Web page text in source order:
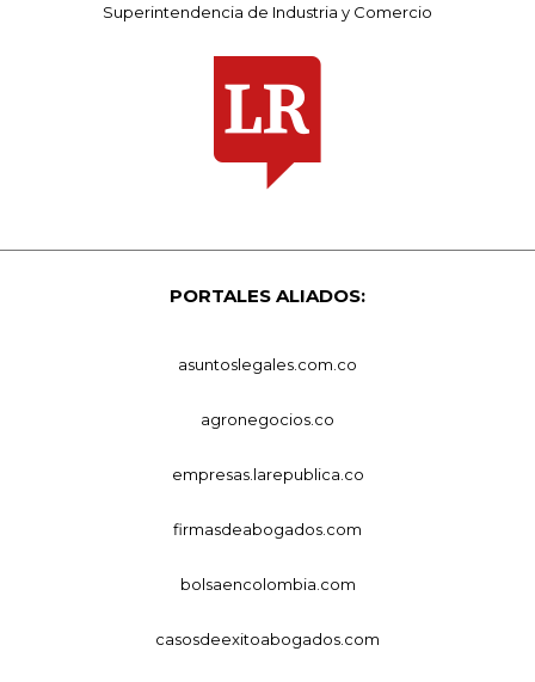
Superintendencia de Industria y Comercio
PORTALES ALIADOS:
asuntoslegales.com.co
agronegocios.co
empresas.larepublica.co
firmasdeabogados.com
bolsaencolombia.com
casosdeexitoabogados.com